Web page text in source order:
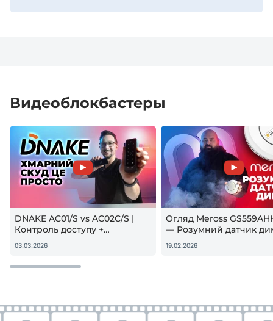
Видеоблокбастеры
DNAKE AC01/S vs AC02C/S |
Контроль доступу +
гостьовий QR — реальна
03.03.2026
Огляд Meross
— Розумний датчик
Apple HomeKit! Чи
19.02.2026